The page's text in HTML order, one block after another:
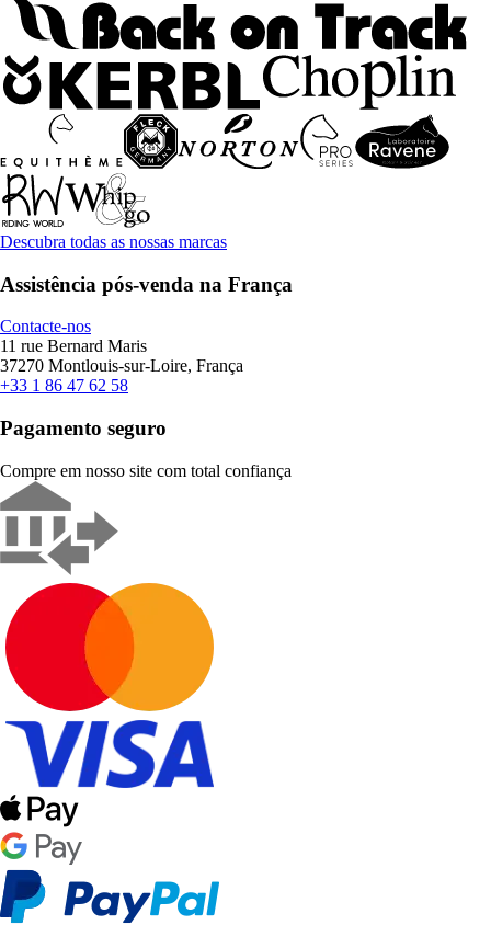
Descubra todas as nossas marcas
Assistência pós-venda na França
Contacte-nos
11 rue Bernard Maris
37270 Montlouis-sur-Loire, França
+33 1 86 47 62 58
Pagamento seguro
Compre em nosso site com total confiança